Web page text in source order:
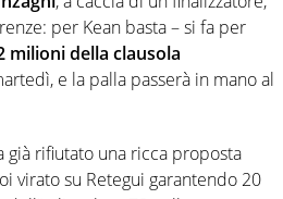
per Kean basta – si fa per
milioni della clausola
e la palla passerà in mano al
già rifiutato una ricca proposta
virato su Retegui garantendo 20